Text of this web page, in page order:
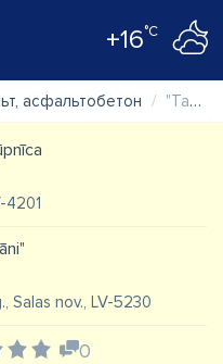
+16°C
асфальтобетон "Talce" SIA asfalta betona rūpnīca
4201
Salas nov., LV-5230
0